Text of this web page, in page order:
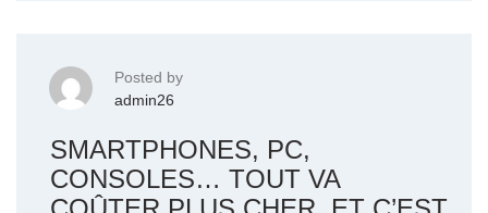
Posted by
admin26
SMARTPHONES, PC,
CONSOLES… TOUT VA